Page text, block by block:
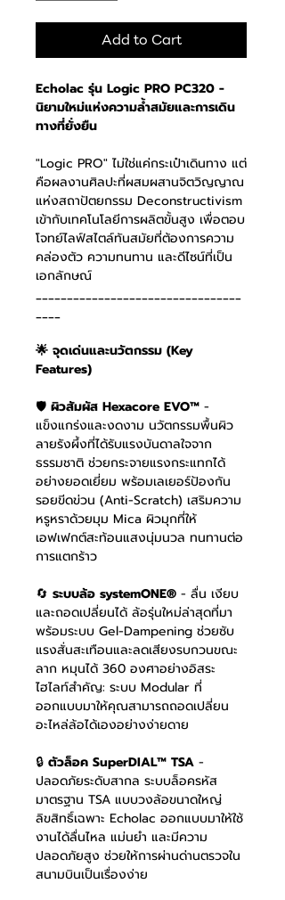
Add to Cart
Echolac รุ่น Logic PRO PC320 -
นิยามใหม่แห่งความล้ำสมัยและการเดิน
ทางที่ยั่งยืน
"Logic PRO" ไม่ใช่แค่กระเป๋าเดินทาง แต่
คือผลงานศิลปะที่ผสมผสานจิตวิญญาณ
แห่งสถาปัตยกรรม Deconstructivism
เข้ากับเทคโนโลยีการผลิตขั้นสูง เพื่อตอบ
โจทย์ไลฟ์สไตล์ทันสมัยที่ต้องการความ
คล่องตัว ความทนทาน และดีไซน์ที่เป็น
เอกลักษณ์
_________________________________
____
🌟 จุดเด่นและนวัตกรรม (Key
Features)
🛡️ ผิวสัมผัส Hexacore EVO™ -
แข็งแกร่งและงดงาม นวัตกรรมพื้นผิว
ลายรังผึ้งที่ได้รับแรงบันดาลใจจาก
ธรรมชาติ ช่วยกระจายแรงกระแทกได้
อย่างยอดเยี่ยม พร้อมเลเยอร์ป้องกัน
รอยขีดข่วน (Anti-Scratch) เสริมความ
หรูหราด้วยมุม Mica ผิวมุกที่ให้
เอฟเฟกต์สะท้อนแสงนุ่มนวล ทนทานต่อ
การแตกร้าว
🔄 ระบบล้อ systemONE® - ลื่น เงียบ
และถอดเปลี่ยนได้ ล้อรุ่นใหม่ล่าสุดที่มา
พร้อมระบบ Gel-Dampening ช่วยซับ
แรงสั่นสะเทือนและลดเสียงรบกวนขณะ
ลาก หมุนได้ 360 องศาอย่างอิสระ
ไฮไลท์สำคัญ: ระบบ Modular ที่
ออกแบบมาให้คุณสามารถถอดเปลี่ยน
อะไหล่ล้อได้เองอย่างง่ายดาย
🔒 ตัวล็อค SuperDIAL™ TSA -
ปลอดภัยระดับสากล ระบบล็อครหัส
มาตรฐาน TSA แบบวงล้อขนาดใหญ่
ลิขสิทธิ์เฉพาะ Echolac ออกแบบมาให้ใช้
งานได้ลื่นไหล แม่นยำ และมีความ
ปลอดภัยสูง ช่วยให้การผ่านด่านตรวจใน
สนามบินเป็นเรื่องง่าย